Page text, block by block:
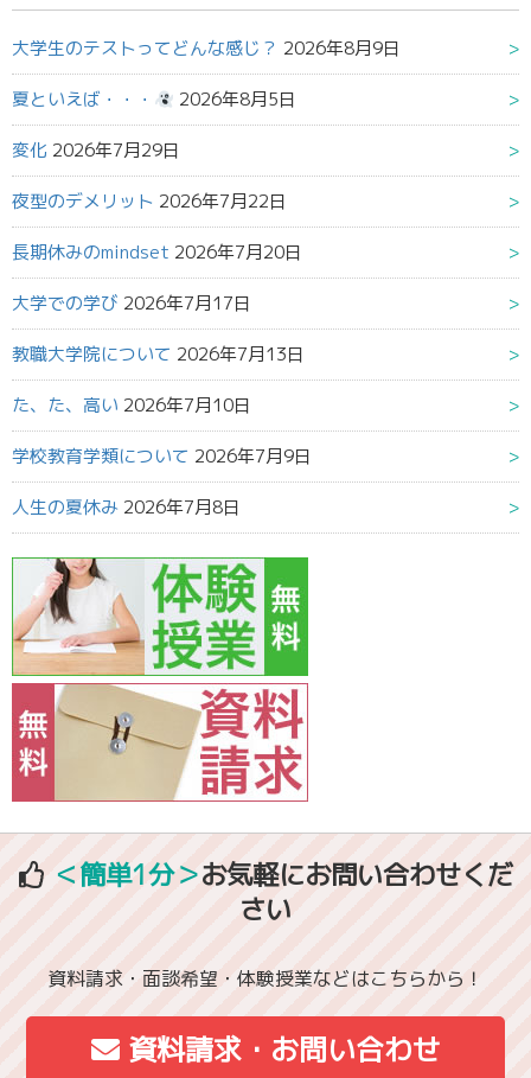
大学生のテストってどんな感じ？ 2026年8月9日
夏といえば・・・ 2026年8月5日
変化 2026年7月29日
夜型のデメリット 2026年7月22日
長期休みのmindset 2026年7月20日
大学での学び 2026年7月17日
教職大学院について 2026年7月13日
た、た、高い 2026年7月10日
学校教育学類について 2026年7月9日
人生の夏休み 2026年7月8日
＜簡単1分＞お気軽にお問い合わせくだ
さい
資料請求・面談希望・体験授業などはこちらから！
資料請求・お問い合わせ